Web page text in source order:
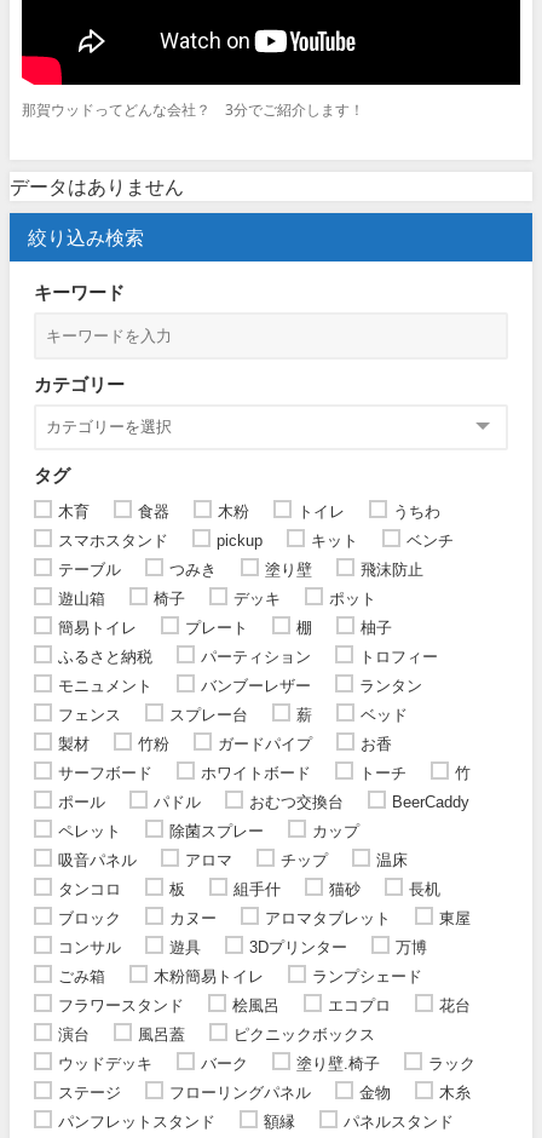
那賀ウッドってどんな会社？ 3分でご紹介します！
データはありません
絞り込み検索
キーワード
カテゴリー
タグ
木育 食器 木粉 トイレ
うちわ
スマホスタンド
pickup キット
ベンチ
テーブル
つみき 塗り壁
飛沫防止
遊山箱
椅子 デッキ
ポット
簡易トイレ
プレート 棚
柚子
ふるさと納税
パーティション
トロフィー
モニュメント
バンブーレザー
ランタン
フェンス
スプレー台 薪
ベッド
製材
竹粉 ガードパイプ
お香
サーフボード
ホワイトボード トーチ
竹
ポール
パドル おむつ交換台
BeerCaddy
ペレット
除菌スプレー
カップ
吸音パネル
アロマ チップ
温床
タンコロ
板 組手什 猫砂
長机
ブロック
カヌー アロマタブレット
東屋
コンサル
遊具 3Dプリンター
万博
ごみ箱
木粉簡易トイレ
ランプシェード
フラワースタンド
桧風呂 エコプロ
花台
演台
風呂蓋
ピクニックボックス
ウッドデッキ
バーク 塗り壁.椅子
ラック
ステージ
フローリングパネル 金物
木糸
パンフレットスタンド
額縁
パネルスタンド